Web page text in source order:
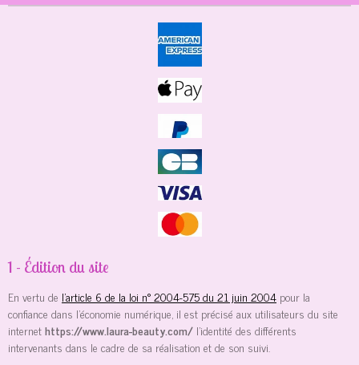
1 - Édition du site
En vertu de l'article 6 de la loi n° 2004-575 du 21 juin 2004 pour la
confiance dans l'économie numérique, il est précisé aux utilisateurs du site
internethttps://www.laura-beauty.com/ l'identité des différents
intervenants dans le cadre de sa réalisation et de son suivi.